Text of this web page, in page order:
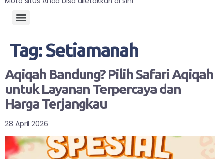
Tag:Setiamanah
Aqiqah Bandung? Pilih Safari Aqiqah
untuk Layanan Terpercaya dan
Harga Terjangkau
28 April 2026